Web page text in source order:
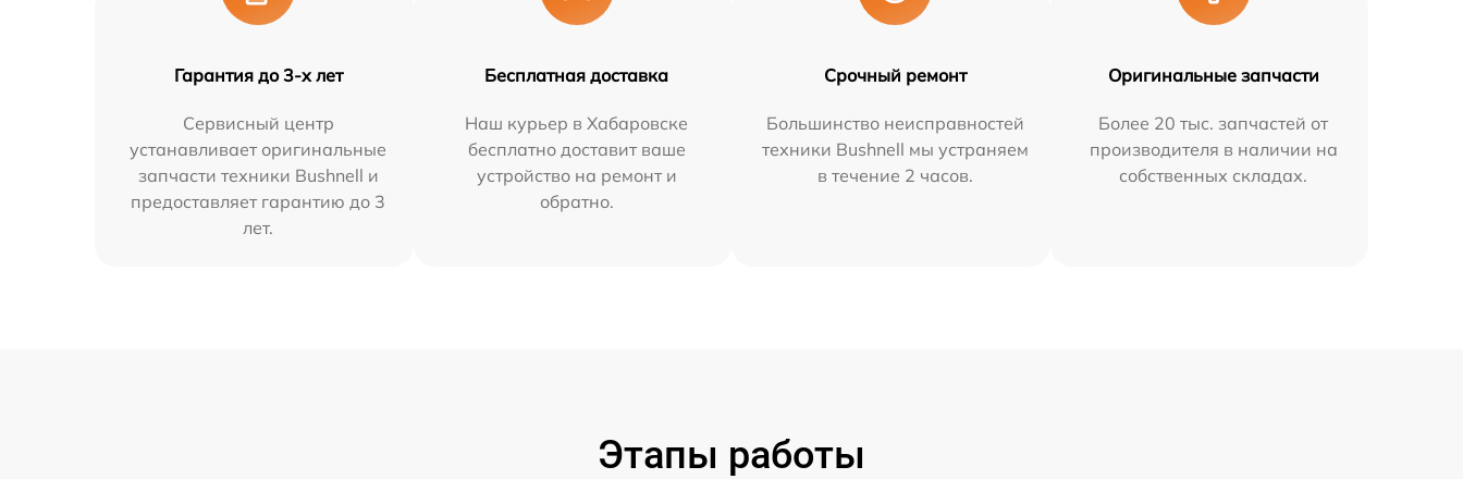
Гарантия до 3-х лет
Сервисный центр
устанавливает оригинальные
запчасти техники Bushnell и
предоставляет гарантию до 3
лет.
Бесплатная доставка
Наш курьер в Хабаровске
бесплатно доставит ваше
устройство на ремонт и
обратно.
Срочный ремонт
Большинство неисправностей
техники Bushnell мы устраняем
в течение 2 часов.
Оригинальные запчасти
Более 20 тыс. запчастей от
производителя в наличии на
собственных складах.
Этапы работы